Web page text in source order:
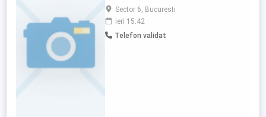
zona Bucuresti Ilov de preferat din partea
de Sud Vest a capitalei Este necesar
permis de conducere cat B
Sector 6, Bucuresti
ieri 15:42
Telefon validat